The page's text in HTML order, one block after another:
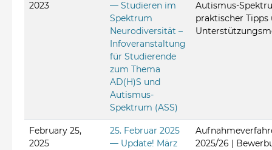
2023
— Studieren im
Spektrum
Neurodiversität –
Infoveranstaltung
für Studierende
zum Thema
AD(H)S und
Autismus-
Spektrum (ASS)
Autismus-
praktischer Tipps
February 25,
2025
25. Februar 2025
— Update! März
2025/26 |